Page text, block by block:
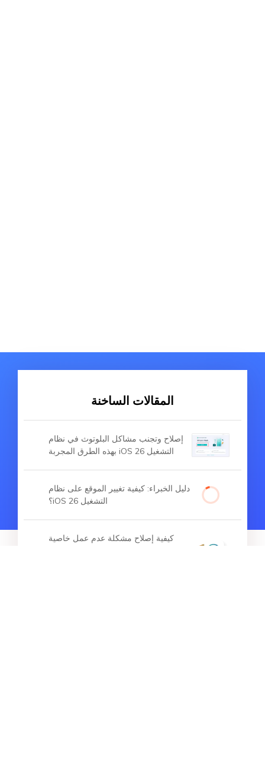
المقالات الساخنة
إصلاح وتجنب مشاكل البلوتوث في نظام
التشغيل iOS 26 بهذه الطرق المجربة
دليل الخبراء: كيفية تغيير الموقع على نظام
التشغيل iOS 26؟
كيفية إصلاح مشكلة عدم عمل خاصية